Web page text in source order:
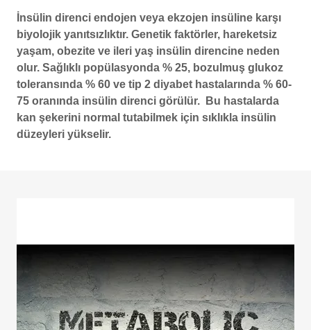
İnsülin direnci endojen veya ekzojen insüline karşı
biyolojik yanıtsızlıktır. Genetik faktörler, hareketsiz
yaşam, obezite ve ileri yaş insülin direncine neden
olur. Sağlıklı popülasyonda % 25, bozulmuş glukoz
toleransında % 60 ve tip 2 diyabet hastalarında % 60-
75 oranında insülin direnci görülür. Bu hastalarda
kan şekerini normal tutabilmek için sıklıkla insülin
düzeyleri yükselir.